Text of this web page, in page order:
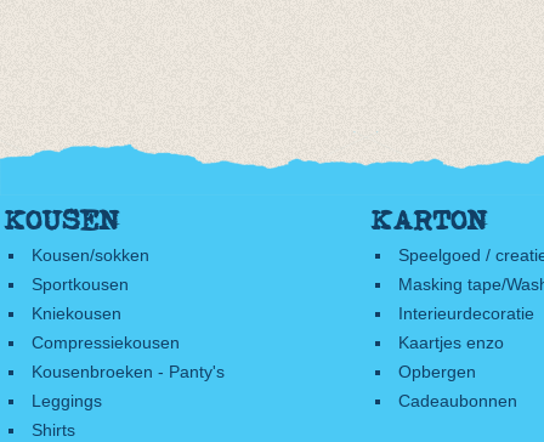
KOUSEN
Kousen/sokken
Sportkousen
Kniekousen
Compressiekousen
Kousenbroeken - Panty's
Leggings
Shirts
KARTON
Speelgoed /
Masking tape/
Interieurdecoratie
Kaartjes enzo
Opbergen
Cadeaubonnen